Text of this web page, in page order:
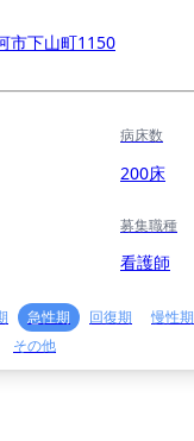
市下山町1150
病床数
200床
募集職種
看護師
急性期 回復期 慢性期
その他